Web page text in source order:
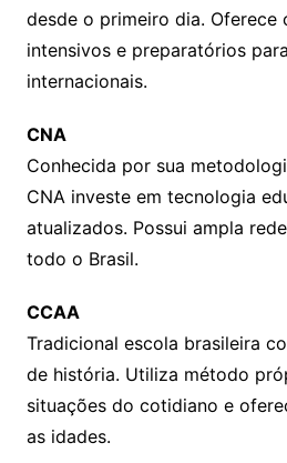
desde o primeiro dia. Oferece
intensivos e preparatórios
internacionais.
CNA
Conhecida por sua
CNA investe em tecnologia
atualizados. Possui ampla
todo o Brasil.
CCAA
Tradicional escola brasileira
de história. Utiliza método
situações do cotidiano e
as idades.